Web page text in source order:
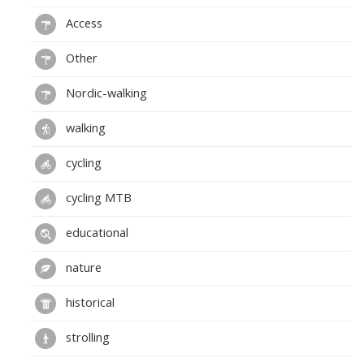
Access
Other
Nordic-walking
walking
cycling
cycling MTB
educational
nature
historical
strolling